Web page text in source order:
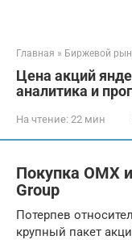
Главная » Биржевой
Цена акций
аналитика и
На чтение: 22 мин
Покупка OMX
Group
Потерпев
крупный пакет